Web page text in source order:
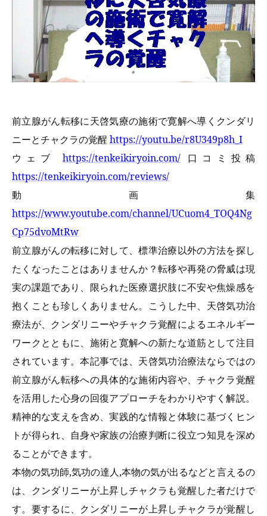
前立腺がん転移に天啓気療の施術で寛解へ導くクンダリ
ニーとチャクラの覚醒 https://youtu.be/r8U349p8h_I
ウェブ https://tenkeikiryoin.com/口コミ投稿
https://tenkeikiryoin.com/reviews/
動画集
https://www.youtube.com/channel/UCuom4_TOQ4Ng
Cp75dvoMtRw
前立腺がんの転移に対して、標準治療以外の方法を探し
たくなったことはありませんか？転移や再発の脅威は現
実の課題であり、限られた医療選択肢に不安や焦燥感を
抱くことも珍しくありません。こうした中、天啓気功治
療法が、クンダリニーやチャクラ覚醒によるエネルギー
ワークとともに、施術と寛解への新たな道筋として注目
されています。本記事では、天啓気功治療法ならではの
前立腺がん転移への具体的な施術内容や、チャクラ覚醒
を活用した心身の回復アプローチをわかりやすく解説。
精神的な支えを含め、実践的な情報と体験に基づくヒン
トが得られ、自身や家族の治療判断に役立つ知見を深め
ることができます。
本物の気功師,気功の達人,本物の気が出るなどと言えるの
は、クンダリニーが上昇しチャクラも覚醒した者だけで
す。要するに、クンダリニーが上昇しチャクラが覚醒し